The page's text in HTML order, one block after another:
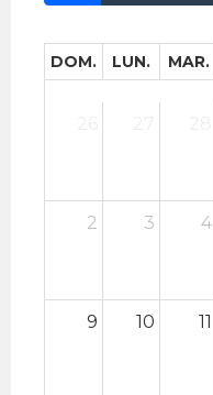
DOM. LUN. MAR.
2 3 4
9 10 11